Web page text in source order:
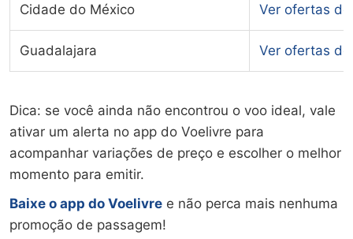
Cidade do México Ver ofertas
Guadalajara Ver ofertas
Dica: se você ainda não encontrou o voo ideal, vale
ativar um alerta no app do Voelivre para
acompanhar variações de preço e escolher o melhor
momento para emitir.
Baixe o app do Voelivre e não perca mais nenhuma
promoção de passagem!